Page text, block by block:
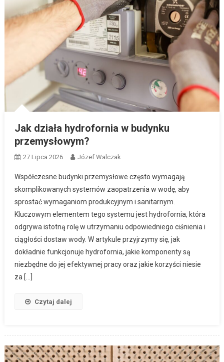
Jak działa hydrofornia w budynku
przemysłowym?
27 Lipca 2026 Józef Walczak
Współczesne budynki przemysłowe często wymagają
skomplikowanych systemów zaopatrzenia w wodę, aby
sprostać wymaganiom produkcyjnym i sanitarnym.
Kluczowym elementem tego systemu jest hydrofornia, która
odgrywa istotną rolę w utrzymaniu odpowiedniego ciśnienia i
ciągłości dostaw wody. W artykule przyjrzymy się, jak
dokładnie funkcjonuje hydrofornia, jakie komponenty są
niezbędne do jej efektywnej pracy oraz jakie korzyści niesie
za […]
Czytaj dalej